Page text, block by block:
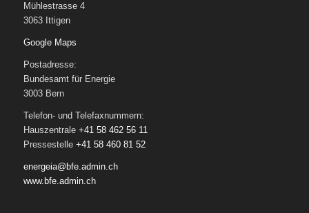
Mühlestrasse 4
3063 Ittigen
Google Maps
Postadresse:
Bundesamt für Energie
3003 Bern
Telefon- und Telefaxnummern:
Hauszentrale +41 58 462 56 11
Pressestelle +41 58 460 81 52
energeia@bfe.admin.ch
www.bfe.admin.ch